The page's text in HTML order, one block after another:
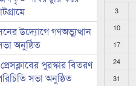
উদ্যোগে গণঅভ্যুত্থান
অনুষ্ঠিত
পুরস্কার বিতরণ
সভা অনুষ্ঠিত
3
10
17
24
31